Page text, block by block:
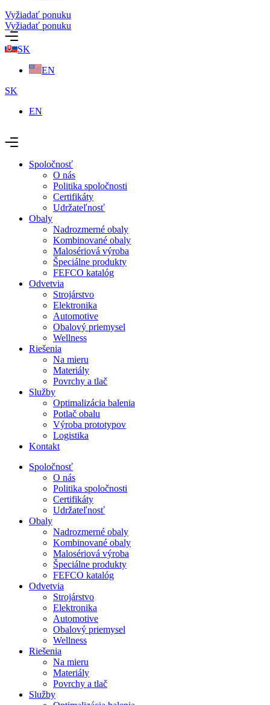
Vyžiadať ponuku
Vyžiadať ponuku
SK
EN
SK
EN
Spoločnosť
O nás
Politika spoločnosti
Certifikáty
Udržateľnosť
Obaly
Nadrozmerné obaly
Kombinované obaly
Malosériová výroba
Špeciálne produkty
FEFCO katalóg
Odvetvia
Strojárstvo
Elektronika
Automotive
Obalový priemysel
Wellness
Riešenia
Na mieru
Materiály
Povrchy a tlač
Služby
Optimalizácia balenia
Potlač obalu
Výroba prototypov
Logistika
Kontakt
Spoločnosť
O nás
Politika spoločnosti
Certifikáty
Udržateľnosť
Obaly
Nadrozmerné obaly
Kombinované obaly
Malosériová výroba
Špeciálne produkty
FEFCO katalóg
Odvetvia
Strojárstvo
Elektronika
Automotive
Obalový priemysel
Wellness
Riešenia
Na mieru
Materiály
Povrchy a tlač
Služby